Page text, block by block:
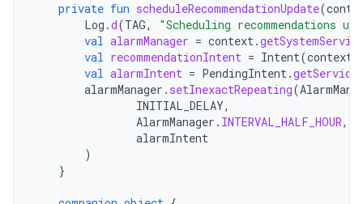
private fun scheduleRecommendationUpdate(
Log .d(TAG,
"Scheduling recommendations
val alarmManager = context.
val recommendationIntent = Intent(context
val alarmIntent = PendingIntent.getService
alarmManager . setInexactRepeating(
INITIAL_DELAY,
AlarmManager . INTERVAL_HALF_HOUR,
alarmIntent
)
}